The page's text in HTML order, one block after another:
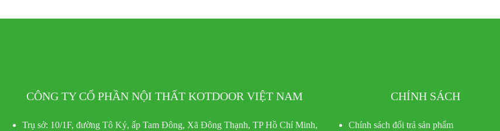
CÔNG TY CỔ PHẦN NỘI THẤT KOTDOOR VIỆT NAM
Trụ sở: 10/1F, đường Tô Ký, ấp Tam Đông, Xã Đông Thạnh, TP Hồ Chí Minh,
CHÍNH SÁCH
Chính sách đổi trả sản phẩm